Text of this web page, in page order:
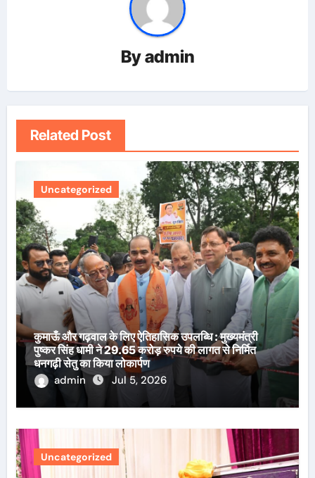
Byadmin
Related Post
Uncategorized
कुमाऊँ और गढ़वाल के लिए ऐतिहासिक उपलब्धि : मुख्यमंत्री
पुष्कर सिंह धामी ने 29.65 करोड़ रुपये की लागत से निर्मित
धनगढ़ी सेतु का किया लोकार्पण
admin
Jul 5, 2026
Uncategorized